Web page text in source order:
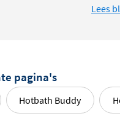
Lees
pagina's
Hotbath Buddy